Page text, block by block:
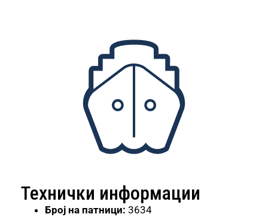
Технички информации
Број на патници: 3634